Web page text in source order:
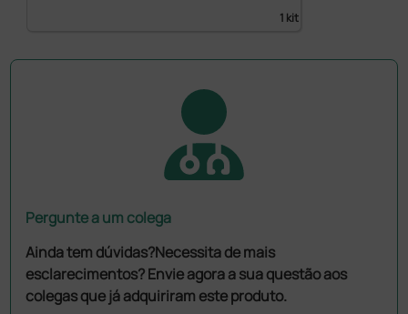
1 kit
Pergunte a um colega
Ainda tem dúvidas?Necessita de mais
esclarecimentos? Envie agora a sua questão aos
colegas que já adquiriram este produto.